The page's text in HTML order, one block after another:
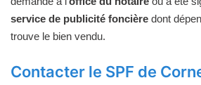
service de publicité foncière dont
trouve le bien vendu.
Contacter le SPF de